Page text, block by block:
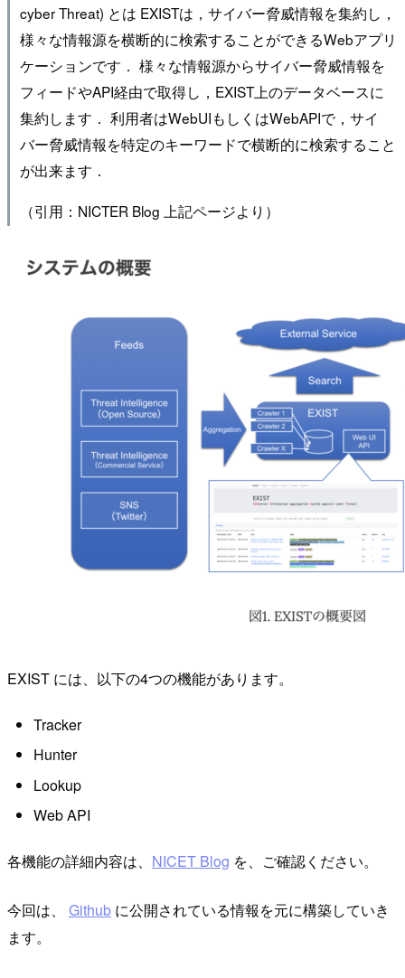
cyber Threat) とは EXISTは，サイバー脅威情報を集約し，
様々な情報源を横断的に検索することができるWebアプリ
ケーションです． 様々な情報源からサイバー脅威情報を
フィードやAPI経由で取得し，EXIST上のデータベースに
集約します． 利用者はWebUIもしくはWebAPIで，サイ
バー脅威情報を特定のキーワードで横断的に検索すること
が出来ます．
（引用：NICTER Blog 上記ページより）
EXIST には、以下の4つの機能があります。
Tracker
Hunter
Lookup
Web API
各機能の詳細内容は、 NICET Blog を、ご確認ください。
今回は、 Github に公開されている情報を元に構築していき
ます。